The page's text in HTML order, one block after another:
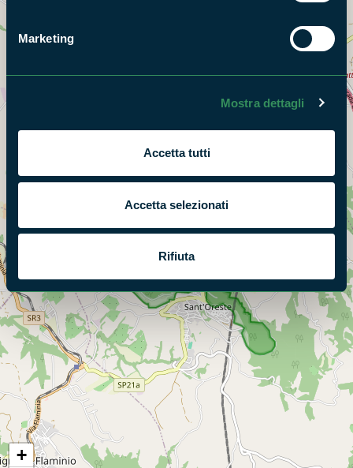
Marketing
Mostra dettagli
Accetta tutti
Accetta selezionati
Rifiuta
+